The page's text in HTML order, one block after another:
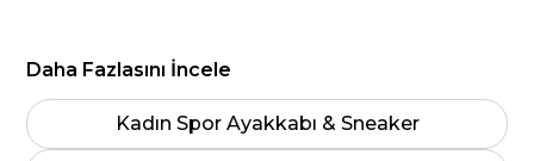
Daha Fazlasını İncele
Kadın Spor Ayakkabı & Sneaker